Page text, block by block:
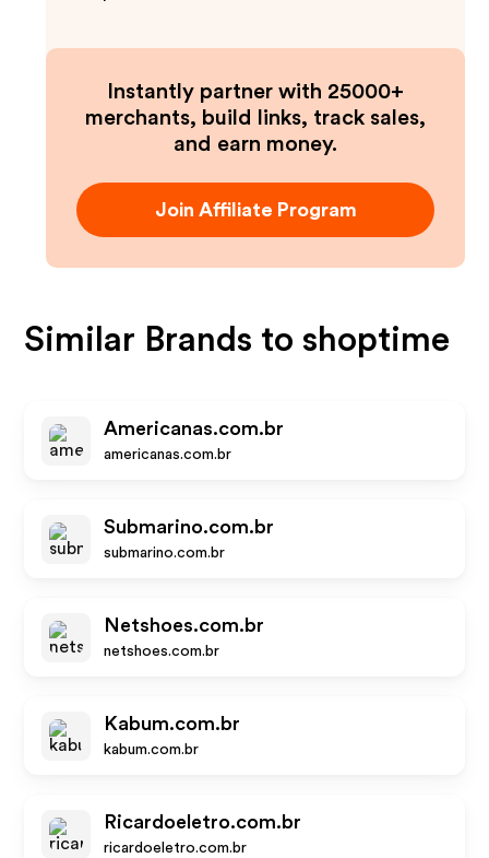
Instantly partner with 25000+
merchants, build links, track sales,
and earn money.
Join Affiliate Program
Similar Brands toshoptime
Americanas.com.br
americanas.com.br
Submarino.com.br
submarino.com.br
Netshoes.com.br
netshoes.com.br
Kabum.com.br
kabum.com.br
Ricardoeletro.com.br
ricardoeletro.com.br